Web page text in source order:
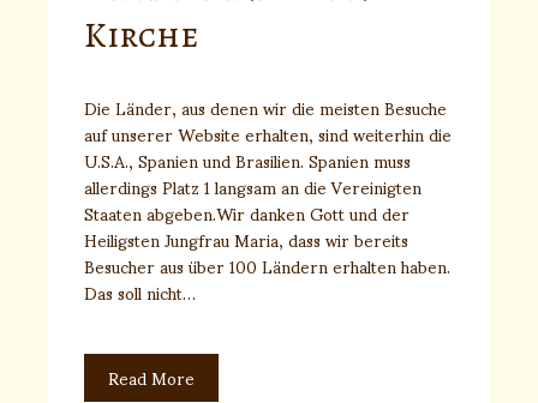
Kirche
Die Länder, aus denen wir die meisten Besuche
auf unserer Website erhalten, sind weiterhin die
U.S.A., Spanien und Brasilien. Spanien muss
allerdings Platz 1 langsam an die Vereinigten
Staaten abgeben.Wir danken Gott und der
Heiligsten Jungfrau Maria, dass wir bereits
Besucher aus über 100 Ländern erhalten haben.
Das soll nicht…
Read More